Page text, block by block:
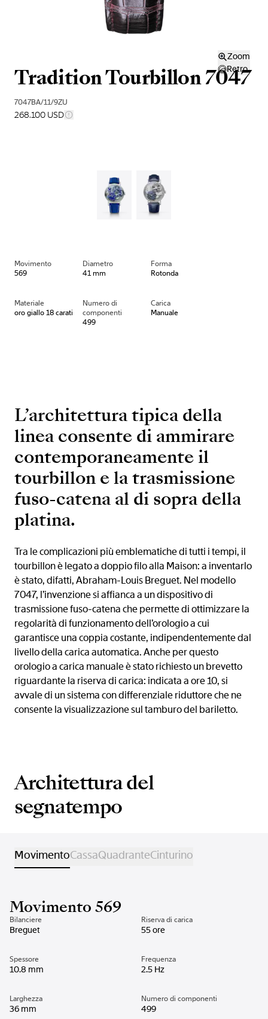
Zoom
Retro
Tradition Tourbillon 7047
7047BA/11/9ZU
268.100 USD
Movimento
569
Diametro
41 mm
Forma
Rotonda
Materiale
oro giallo 18 carati
Numero di
componenti
499
Carica
Manuale
L’architettura tipica della
linea consente di ammirare
contemporaneamente il
tourbillon e la trasmissione
fuso-catena al di sopra della
platina.
Tra le complicazioni più emblematiche di tutti i tempi, il
tourbillon è legato a doppio filo alla Maison: a inventarlo
è stato, difatti, Abraham-Louis Breguet. Nel modello
7047, l’invenzione si affianca a un dispositivo di
trasmissione fuso-catena che permette di ottimizzare la
regolarità di funzionamento dell’orologio a cui
garantisce una coppia costante, indipendentemente dal
livello della carica automatica. Anche per questo
orologio a carica manuale è stato richiesto un brevetto
riguardante la riserva di carica: indicata a ore 10, si
avvale di un sistema con differenziale riduttore che ne
consente la visualizzazione sul tamburo del bariletto.
Architettura del
segnatempo
MovimentoCassaQuadranteCinturino
Movimento 569
Bilanciere
Breguet
Riserva di carica
55 ore
Spessore
10.8 mm
Frequenza
2.5 Hz
Larghezza
36 mm
Numero di componenti
499